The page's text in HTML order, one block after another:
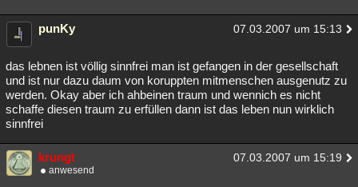
punKy 07.03.2007 um 15:13
das lebnen ist völlig sinnfrei man ist gefangen in der gesellschaft
und ist nur dazu daum von koruppten mitmenschen ausgenutz zu
werden. Okay aber ich ahbeinen traum und wennich es nicht
schaffe diesen traum zu erfüllen dann ist das leben nun wirklich
sinnfrei
krungt 07.03.2007 um 15:19
anwesend